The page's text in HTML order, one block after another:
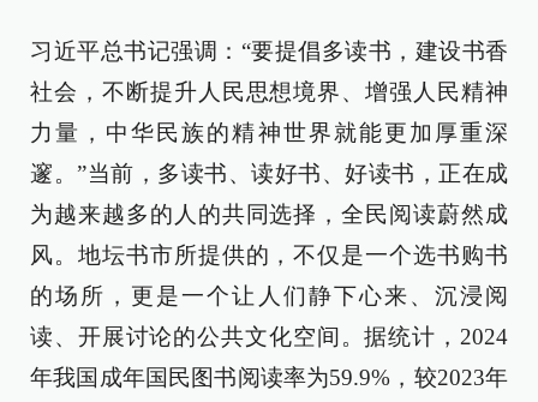
习近平总书记强调：“要提倡多读书，建设书香
社会，不断提升人民思想境界、增强人民精神
力量，中华民族的精神世界就能更加厚重深
邃。”当前，多读书、读好书、好读书，正在成
为越来越多的人的共同选择，全民阅读蔚然成
风。地坛书市所提供的，不仅是一个选书购书
的场所，更是一个让人们静下心来、沉浸阅
读、开展讨论的公共文化空间。据统计，2024
年我国成年国民图书阅读率为59.9%，较2023年